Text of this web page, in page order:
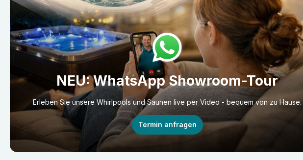
NEU: WhatsApp Showroom-Tour
Erleben Sie unsere Whirlpools und Saunen live per Video - bequem von zu Hause.
Termin anfragen